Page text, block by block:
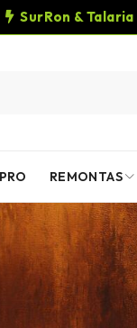
SurRon & Talaria
REMONTAS